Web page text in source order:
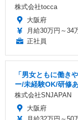
株式会社tocca
大阪府
月給30万円～34
正社員
「男女ともに働き
ー/未経験OK/研修
株式会社SNJAPAN
大阪府